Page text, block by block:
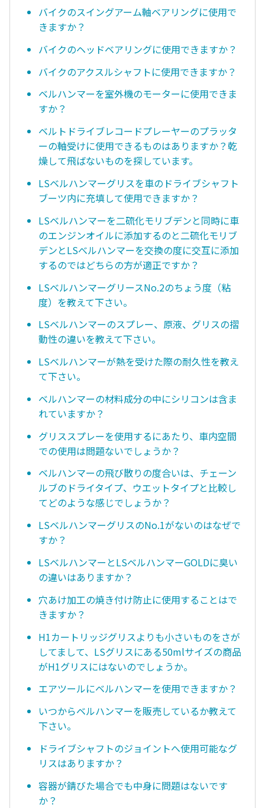
バイクのスイングアーム軸ベアリングに使用で
きますか？
バイクのヘッドベアリングに使用できますか？
バイクのアクスルシャフトに使用できますか？
ベルハンマーを室外機のモーターに使用できま
すか？
ベルトドライブレコードプレーヤーのプラッタ
ーの軸受けに使用できるものはありますか？乾
燥して飛ばないものを探しています。
LSベルハンマーグリスを車のドライブシャフト
ブーツ内に充填して使用できますか？
LSベルハンマーを二硫化モリブデンと同時に車
のエンジンオイルに添加するのと二硫化モリブ
デンとLSべルハンマーを交換の度に交互に添加
するのではどちらの方が適正ですか？
LSベルハンマーグリースNo.2のちょう度（粘
度）を教えて下さい。
LSベルハンマーのスプレー、原液、グリスの摺
動性の違いを教えて下さい。
LSベルハンマーが熱を受けた際の耐久性を教え
て下さい。
ベルハンマーの材料成分の中にシリコンは含ま
れていますか？
グリススプレーを使用するにあたり、車内空間
での使用は問題ないでしょうか？
ベルハンマーの飛び散りの度合いは、チェーン
ルブのドライタイプ、ウエットタイプと比較し
てどのような感じでしょうか？
LSベルハンマーグリスのNo.1がないのはなぜで
すか？
LSベルハンマーとLSベルハンマーGOLDに臭い
の違いはありますか？
穴あけ加工の焼き付け防止に使用することはで
きますか？
H1カートリッジグリスよりも小さいものをさが
してまして、LSグリスにある50mlサイズの商品
がH1グリスにはないのでしょうか。
エアツールにベルハンマーを使用できますか？
いつからベルハンマーを販売しているか教えて
下さい。
ドライブシャフトのジョイントへ使用可能なグ
リスはありますか？
容器が錆びた場合でも中身に問題はないです
か？